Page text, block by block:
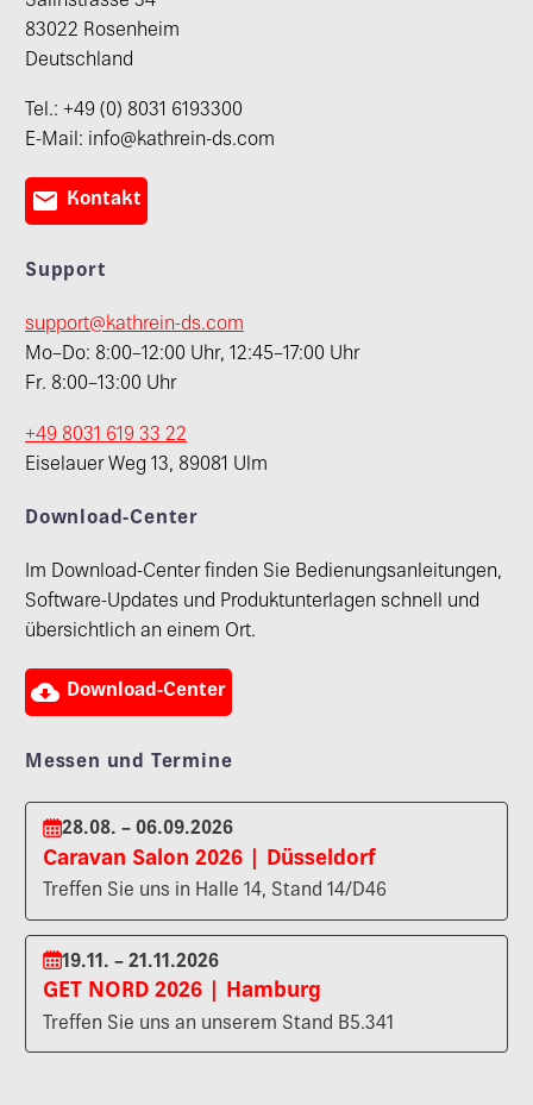
83022 Rosenheim
Deutschland
Tel.: +49 (0) 8031 6193300
E-Mail: info@kathrein-ds.com
 Kontakt
Support
support@kathrein-ds.com
Mo–Do: 8:00–12:00 Uhr, 12:45–17:00 Uhr
Fr. 8:00–13:00 Uhr
+49 8031 619 33 22
Eiselauer Weg 13, 89081 Ulm
Download-Center
Im Download-Center finden Sie Bedienungsanleitungen,
Software-Updates und Produktunterlagen schnell und
übersichtlich an einem Ort.
 Download-Center
Messen und Termine
28.08. – 06.09.2026
Caravan Salon 2026 | Düsseldorf
Treffen Sie uns in Halle 14, Stand 14/D46
19.11. – 21.11.2026
GET NORD 2026 | Hamburg
Treffen Sie uns an unserem Stand B5.341